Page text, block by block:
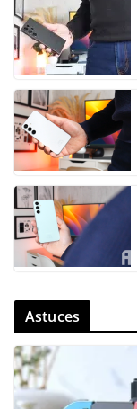
Astuces